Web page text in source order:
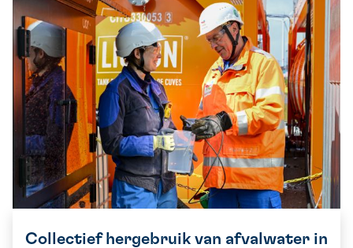
Collectief hergebruik van afvalwater in